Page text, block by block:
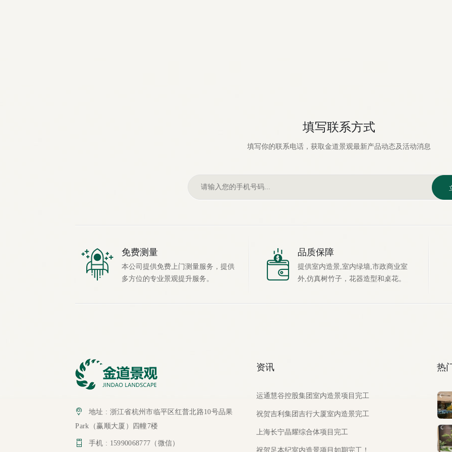
填写联系方式
填写你的联系电话，获取金道景观最新产品动态及活动消息
免费测量
本公司提供免费上门测量服务，提供
多方位的专业景观提升服务。
品质保障
提供室内造景,室内绿墙,市政商业室
外,仿真树竹子，花器造型和桌花。
地址 : 浙江省杭州市临平区红普北路10号品果
Park（赢顺大厦）四幢7楼
手机 : 15990068777（微信）
资讯
运通慧谷控股集团室内造景项目完工
祝贺吉利集团吉行大厦室内造景完工
上海长宁晶耀综合体项目完工
祝贺足本纪室内造景项目如期完工！
热